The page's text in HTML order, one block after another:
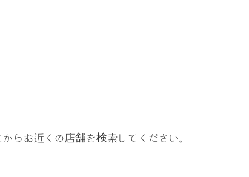
らお近くの店舗を検索してください。